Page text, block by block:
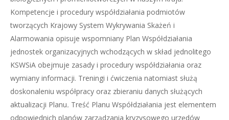
Kompetencje i procedury współdziałania podmiotów
tworzących Krajowy System Wykrywania Skażeń i
Alarmowania opisuje wspomniany Plan Współdziałania
jednostek organizacyjnych wchodzących w skład jednolitego
KSWSiA obejmuje zasady i procedury współdziałania oraz
wymiany informacji. Treningi i ćwiczenia natomiast służą
doskonaleniu współpracy oraz zbieraniu danych służących
aktualizacji Planu. Treść Planu Współdziałania jest elementem
odpowiednich planów zarządzania kryzysowego urzędów